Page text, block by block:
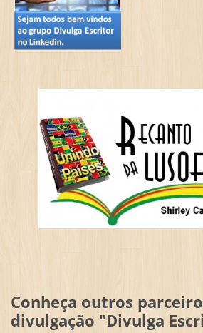
Conheça outros
divulgação "Divulga